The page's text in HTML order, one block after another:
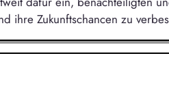
ihre Zukunftschancen zu